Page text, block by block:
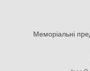
Меморіальні